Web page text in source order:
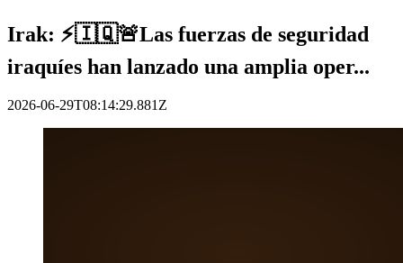
Irak: ⚡️🇮🇶🚨Las fuerzas de seguridad
iraquíes han lanzado una amplia oper...
2026-06-29T08:14:29.881Z